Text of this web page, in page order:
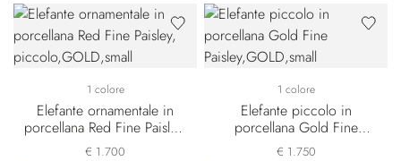
1 colore
Elefante ornamentale in
porcellana Red Fine Paisley,
piccolo
€ 1.700
1 colore
Elefante piccolo in
porcellana Gold Fine
Paisley
€ 1.750